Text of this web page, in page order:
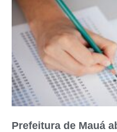
Prefeitura de Mauá